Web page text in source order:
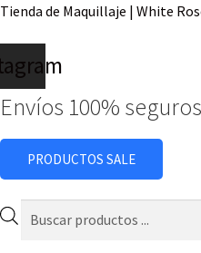
Tienda de Maquillaje | White
Envíos 100%
PRODUCTOS SALE